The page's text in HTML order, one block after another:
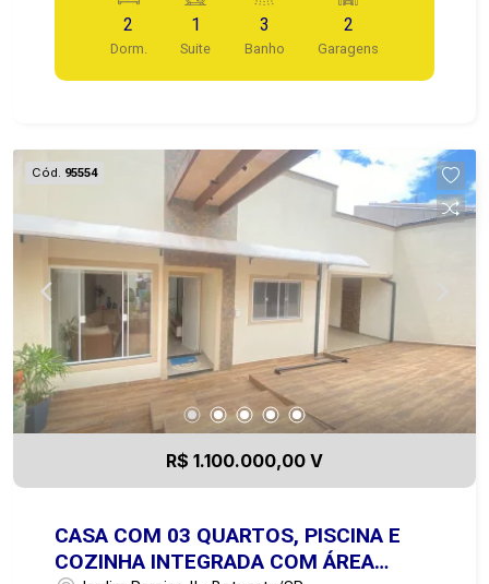
2
Dorm.
1
Suite
3
Banho
2
Garagens
Cód. 95554
R$ 1.100.000,00 V
CASA COM 03 QUARTOS, PISCINA E
COZINHA INTEGRADA COM ÁREA